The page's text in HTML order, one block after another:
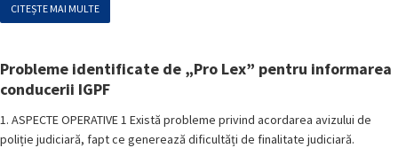
CITEȘTE MAI MULTE
Probleme identificate de „Pro Lex” pentru informarea
conducerii IGPF
1. ASPECTE OPERATIVE 1 Există probleme privind acordarea avizului de
poliție judiciară, fapt ce generează dificultăți de finalitate judiciară.